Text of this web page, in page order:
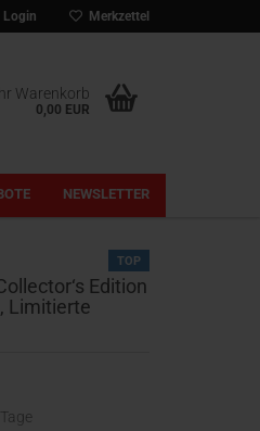
Login Merkzettel
Ihr Warenkorb
0,00 EUR
NEWSLETTER
TOP
Edition
Limitierte